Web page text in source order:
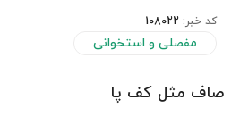
کد خبر: 108022
مفصلی و استخوانی
صاف مثل کف‌ پا